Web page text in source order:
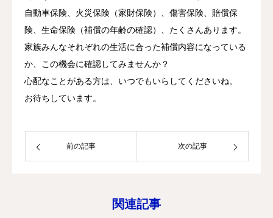
自動車保険、火災保険（家財保険）、傷害保険、賠償保
険、生命保険（補償の年齢の確認）、たくさんあります。
家族みんなそれぞれの生活に合った補償内容になっている
か、この機会に確認してみませんか？
心配なことがある方は、いつでもいらしてくださいね。
お待ちしています。
前の記事 次の記事
関連記事